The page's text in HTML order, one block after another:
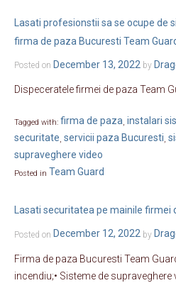
Lasati profesionstii sa se ocupe
firma de paza Bucuresti Team
Posted on December 13, 2022 by
Dispeceratele firmei de paza Team
Tagged with: firma de paza instalari
securitate servicii paza Bucuresti
supraveghere video
Posted in Team Guard
Lasati securitatea pe mainile firmei
Posted on December 12, 2022 by
Firma de paza Bucuresti Team
incendiu;• Sisteme de